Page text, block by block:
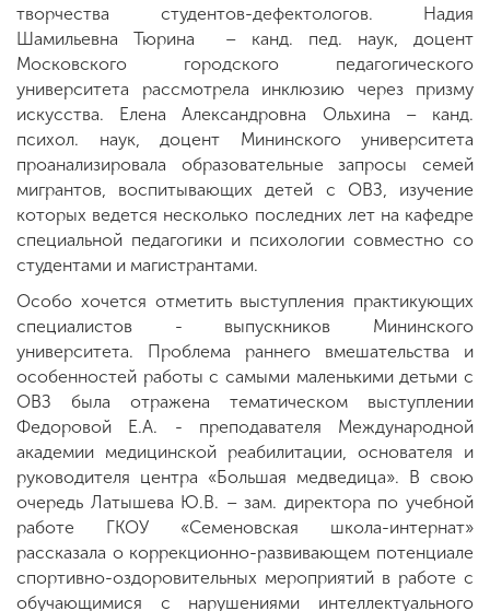
творчества студентов-дефектологов. Надия
Шамильевна Тюрина – канд. пед. наук, доцент
Московского городского педагогического
университета рассмотрела инклюзию через призму
искусства. Елена Александровна Ольхина – канд.
психол. наук, доцент Мининского университета
проанализировала образовательные запросы семей
мигрантов, воспитывающих детей с ОВЗ, изучение
которых ведется несколько последних лет на кафедре
специальной педагогики и психологии совместно со
студентами и магистрантами.
Особо хочется отметить выступления практикующих
специалистов - выпускников Мининского
университета. Проблема раннего вмешательства и
особенностей работы с самыми маленькими детьми с
ОВЗ была отражена тематическом выступлении
Федоровой Е.А. - преподавателя Международной
академии медицинской реабилитации, основателя и
руководителя центра «Большая медведица». В свою
очередь Латышева Ю.В. – зам. директора по учебной
работе ГКОУ «Семеновская школа-интернат»
рассказала о коррекционно-развивающем потенциале
спортивно-оздоровительных мероприятий в работе с
обучающимися с нарушениями интеллектуального